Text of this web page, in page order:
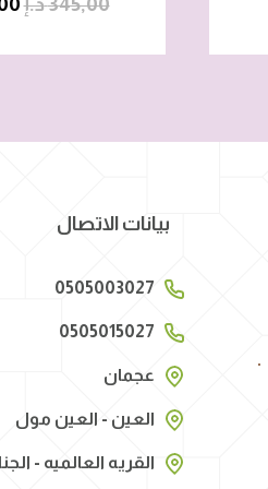
بيانات الاتصال
0505003027
0505015027
عجمان
العين - العين مول
القريه العالميه -